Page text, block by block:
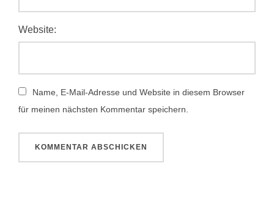
Website:
Name, E-Mail-Adresse und Website in diesem Browser
für meinen nächsten Kommentar speichern.